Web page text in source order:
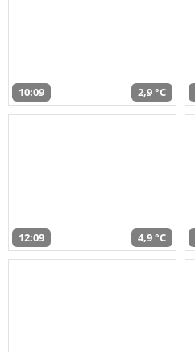
10:09 2,9 °C
12:09 4,9 °C